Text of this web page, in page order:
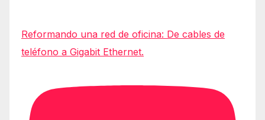
Reformando una red de oficina: De cables de
teléfono a Gigabit Ethernet.